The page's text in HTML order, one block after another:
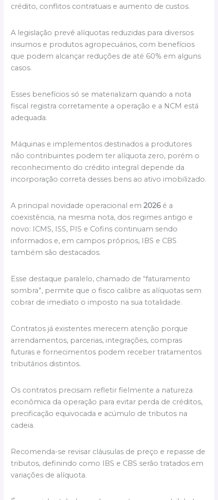
crédito, conflitos contratuais e aumento de custos.
A legislação prevê alíquotas reduzidas para diversos
insumos e produtos agropecuários, com benefícios
que podem alcançar reduções de até 60% em alguns
casos.
Esses benefícios só se materializam quando a nota
fiscal registra corretamente a operação e a NCM está
adequada.
Máquinas e implementos destinados a produtores
não contribuintes podem ter alíquota zero, porém o
reconhecimento do crédito integral depende da
incorporação correta desses bens ao ativo imobilizado.
A principal novidade operacional em2026é a
coexistência, na mesma nota, dos regimes antigo e
novo: ICMS, ISS, PIS e Cofins continuam sendo
informados e, em campos próprios, IBS e CBS
também são destacados.
Esse destaque paralelo, chamado de “faturamento
sombra”, permite que o fisco calibre as alíquotas sem
cobrar de imediato o imposto na sua totalidade.
Contratos já existentes merecem atenção porque
arrendamentos, parcerias, integrações, compras
futuras e fornecimentos podem receber tratamentos
tributários distintos.
Os contratos precisam refletir fielmente a natureza
econômica da operação para evitar perda de créditos,
precificação equivocada e acúmulo de tributos na
cadeia.
Recomenda-se revisar cláusulas de preço e repasse de
tributos, definindo como IBS e CBS serão tratados em
variações de alíquota.